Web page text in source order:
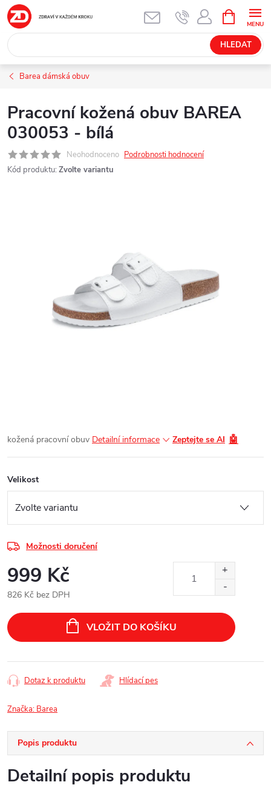
Přejít
na
obsah
HLEDAT
NÁKUPNÍ
KOŠÍK
Barea dámská obuv
Pracovní kožená obuv BAREA
030053 - bílá
Neohodnoceno Podrobnosti hodnocení
Kód produktu: Zvolte variantu
kožená pracovní obuv Detailní informace Zeptejte se AI 🤖
Velikost
Možnosti doručení
999 Kč
826 Kč bez DPH
cena:
VLOŽIT DO KOŠÍKU
Dotaz k produktu Hlídací pes
Značka: Barea
Popis produktu
Detailní popis produktu